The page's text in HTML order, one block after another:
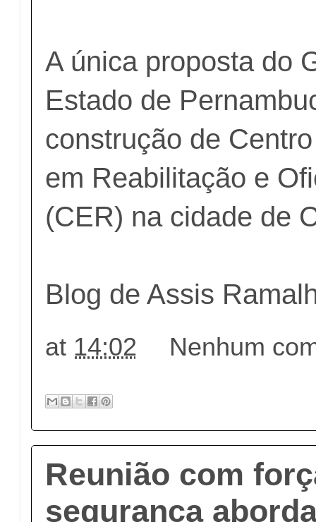
A única proposta do
Estado de
construção de
em Reabilitação e
(CER) na cidade de
Blog de Assis
at 14:02 Nenhum
Reunião com
segurança